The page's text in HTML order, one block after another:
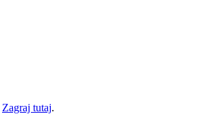
Zagraj tutaj.